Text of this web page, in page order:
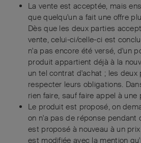
La vente est acceptée, mais
que quelqu'un a fait une offre
Dès que les deux parties
vente, celui-ci/celle-ci est
n'a pas encore été versé, d'un
produit appartient déjà à la
un tel contrat d'achat ; les deux
respecter leurs obligations.
rien faire, sauf faire appel à
Le produit est proposé, on
on n'a pas de réponse pendant
est proposé à nouveau à un
est modifiée avec la mention